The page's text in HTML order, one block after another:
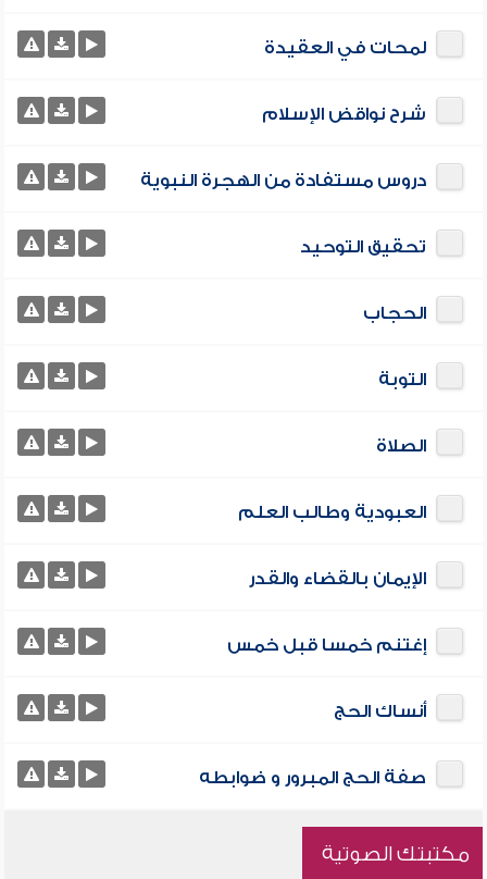
لمحات في العقيدة
شرح نواقض الإسلام
دروس مستفادة من الهجرة النبوية
تحقيق التوحيد
الحجاب
التوبة
الصلاة
العبودية وطالب العلم
الإيمان بالقضاء والقدر
إغتنم خمسا قبل خمس
أنساك الحج
صفة الحج المبرور و ضوابطه
مكتبتك الصوتية